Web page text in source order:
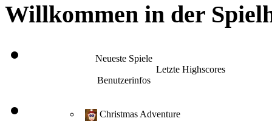
Willkommen in der
Neueste Spiele
Letzte Highscores
Benutzerinfos
Christmas Adventure